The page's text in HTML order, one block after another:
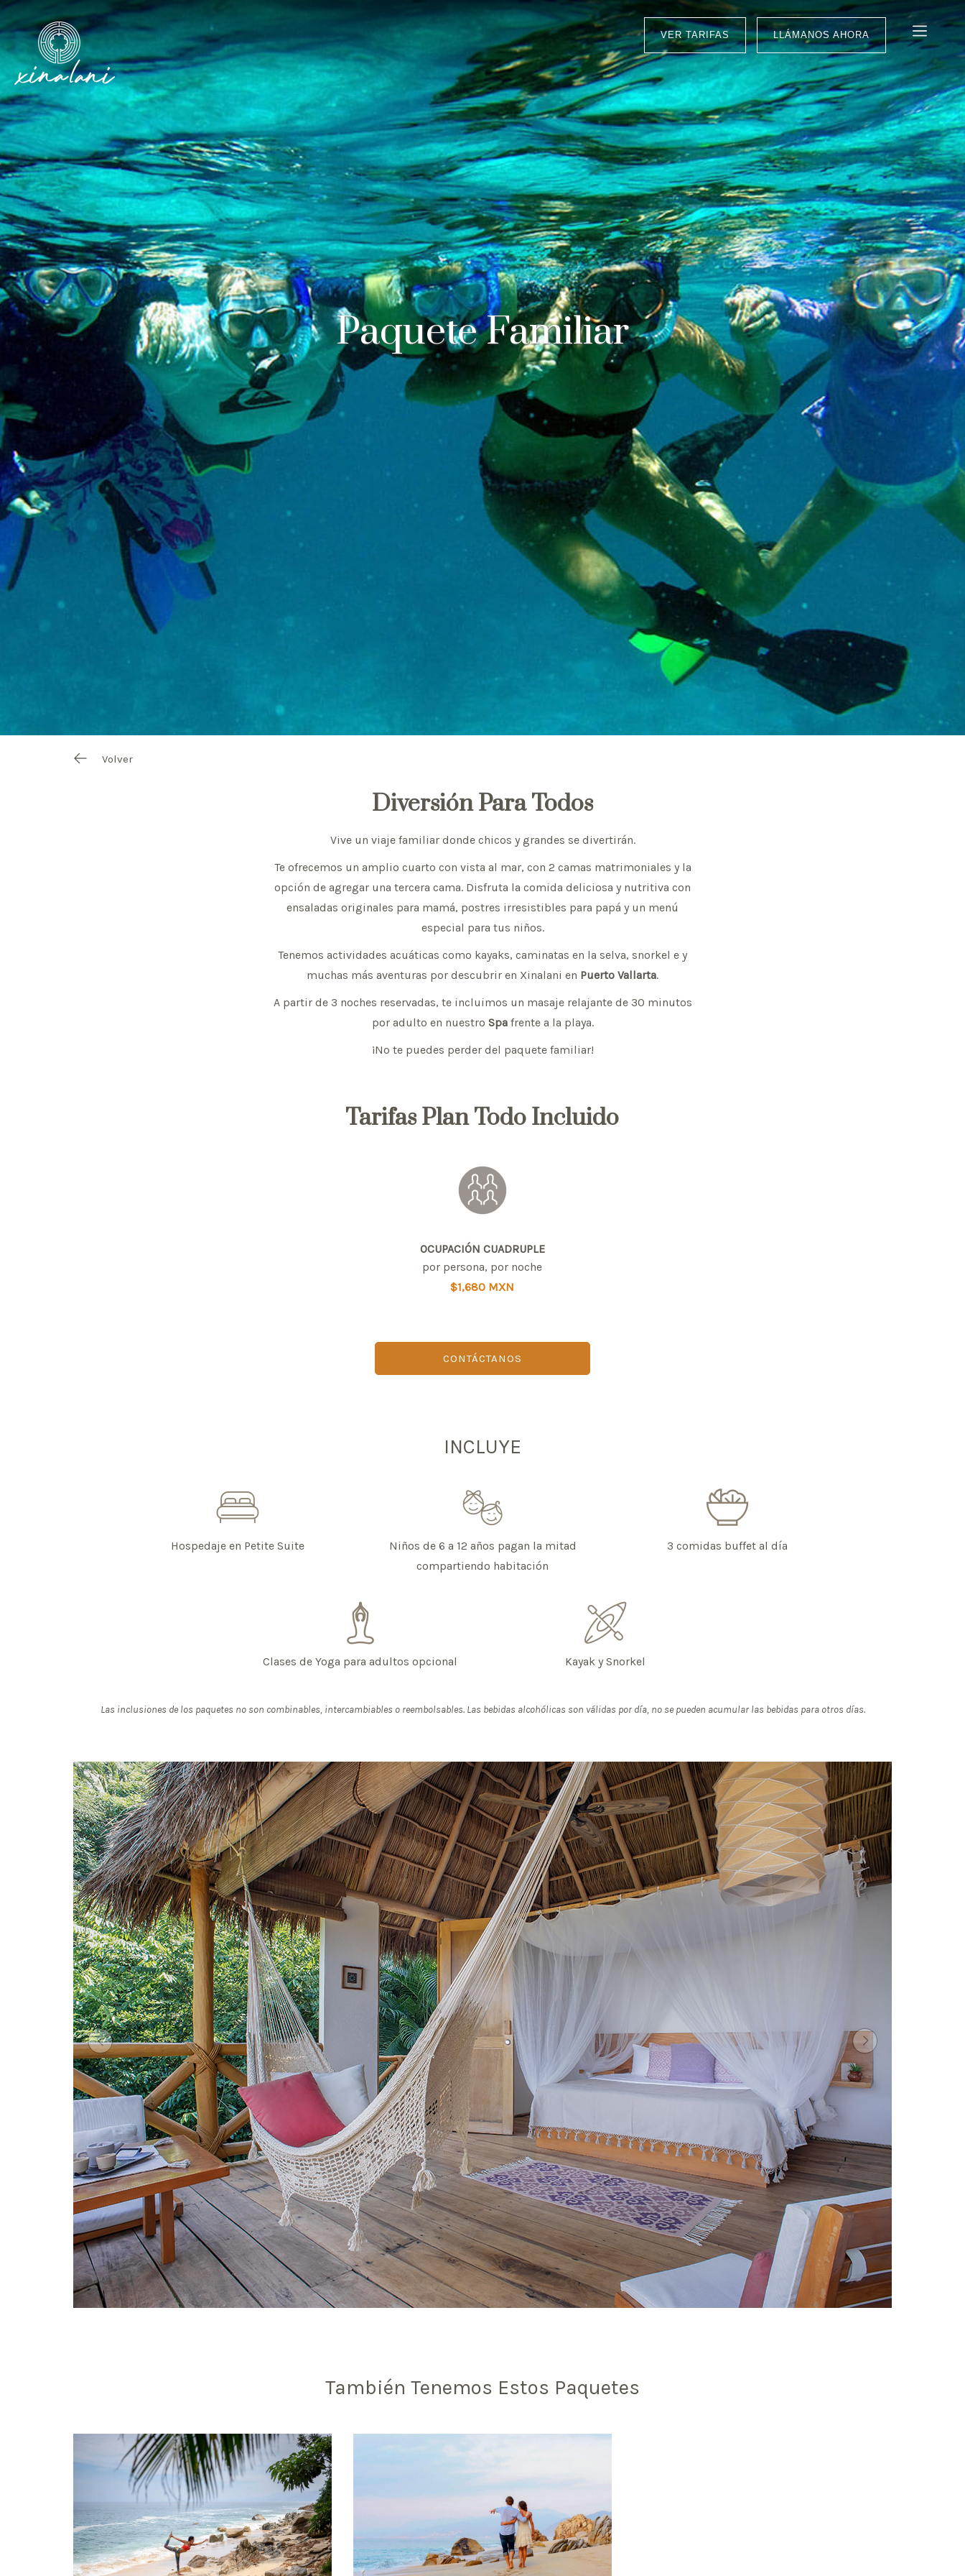
VER TARIFAS LLÁMANOS AHORA
Paquete Familiar
Volver
Diversión Para Todos
Vive un viaje familiar donde chicos y grandes se divertirán.
Te ofrecemos un amplio cuarto con vista al mar, con 2 camas matrimoniales y la
opción de agregar una tercera cama. Disfruta la comida deliciosa y nutritiva con
ensaladas originales para mamá, postres irresistibles para papá y un menú
especial para tus niños.
Tenemos actividades acuáticas como kayaks, caminatas en la selva, snorkel e y
muchas más aventuras por descubrir en Xinalani en Puerto Vallarta.
A partir de 3 noches reservadas, te incluimos un masaje relajante de 30 minutos
por adulto en nuestro Spafrente a la playa.
¡No te puedes perder del paquete familiar!
Tarifas Plan Todo Incluido
OCUPACIÓN CUADRUPLE
por persona, por noche
$1,680 MXN
CONTÁCTANOS
INCLUYE
Hospedaje en Petite Suite
Niños de 6 a 12 años pagan la mitad
compartiendo habitación
3 comidas buffet al día
Clases de Yoga para adultos opcional Kayak y Snorkel
Las inclusiones de los paquetes no son combinables, intercambiables o reembolsables. Las bebidas alcohólicas son válidas por día, no se pueden acumular las bebidas para otros días.
También Tenemos Estos Paquetes